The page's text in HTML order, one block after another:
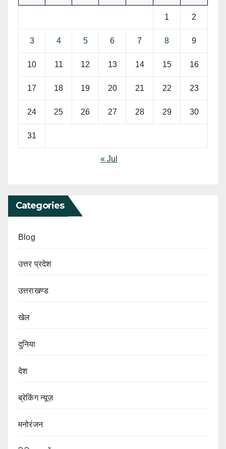
1 2
3 4 5 6 7 8 9
10 11 12 13 14 15 16
17 18 19 20 21 22 23
24 25 26 27 28 29 30
31
« Jul
Categories
Blog
उत्तर प्रदेश
उत्तराखण्ड
खेल
दुनिया
देश
ब्रेकिंग न्यूज़
मनोरंजन